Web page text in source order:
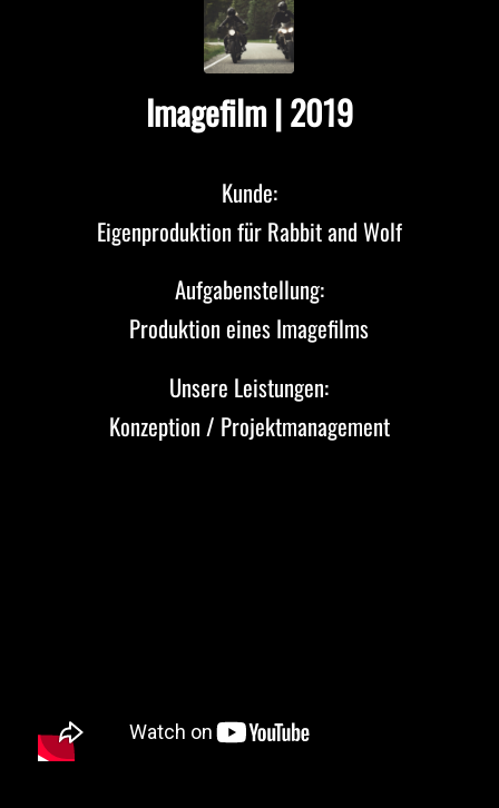
Imagefilm | 2019
Kunde:
Eigenproduktion für Rabbit and Wolf
Aufgabenstellung:
Produktion eines Imagefilms
Unsere Leistungen:
Konzeption / Projektmanagement